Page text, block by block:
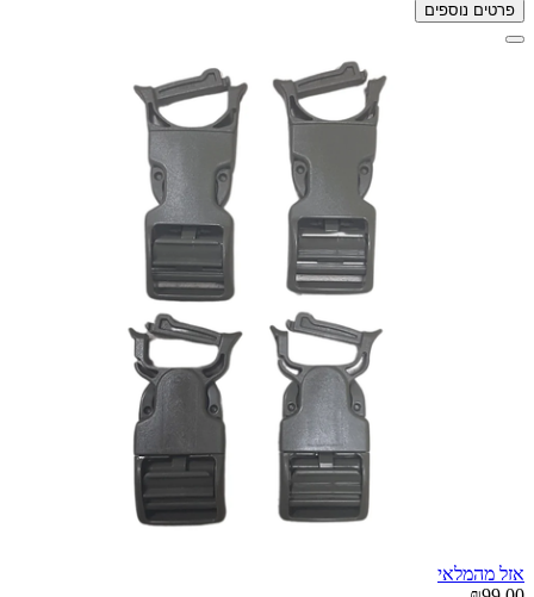
פרטים נוספים
אזל מהמלאי